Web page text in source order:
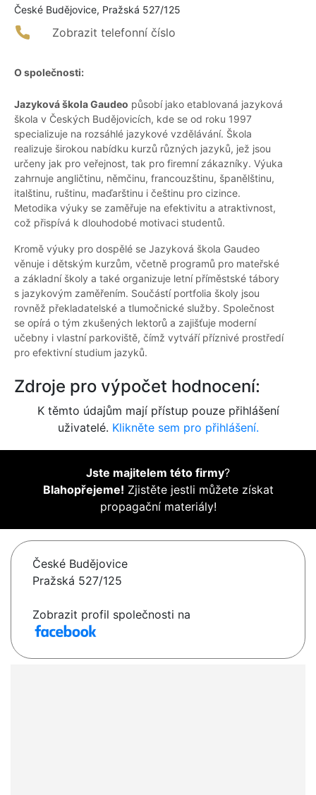
České Budějovice, Pražská 527/125
Zobrazit telefonní číslo
O společnosti:
Jazyková škola Gaudeo působí jako etablovaná jazyková
škola v Českých Budějovicích, kde se od roku 1997
specializuje na rozsáhlé jazykové vzdělávání. Škola
realizuje širokou nabídku kurzů různých jazyků, jež jsou
určeny jak pro veřejnost, tak pro firemní zákazníky. Výuka
zahrnuje angličtinu, němčinu, francouzštinu, španělštinu,
italštinu, ruštinu, maďarštinu i češtinu pro cizince.
Metodika výuky se zaměřuje na efektivitu a atraktivnost,
což přispívá k dlouhodobé motivaci studentů.
Kromě výuky pro dospělé se Jazyková škola Gaudeo
věnuje i dětským kurzům, včetně programů pro mateřské
a základní školy a také organizuje letní příměstské tábory
s jazykovým zaměřením. Součástí portfolia školy jsou
rovněž překladatelské a tlumočnické služby. Společnost
se opírá o tým zkušených lektorů a zajišťuje moderní
učebny i vlastní parkoviště, čímž vytváří příznivé prostředí
pro efektivní studium jazyků.
Zdroje pro výpočet hodnocení:
K těmto údajům mají přístup pouze přihlášení
uživatelé. Klikněte sem pro přihlášení.
Jste majitelem této firmy?
Blahopřejeme! Zjistěte jestli můžete získat
propagační materiály!
České Budějovice
Pražská 527/125
Zobrazit profil společnosti na